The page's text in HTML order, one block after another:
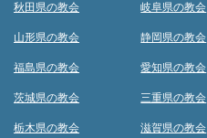
秋田県の教会
山形県の教会
福島県の教会
茨城県の教会
栃木県の教会
岐阜県の教会
静岡県の教会
愛知県の教会
三重県の教会
滋賀県の教会